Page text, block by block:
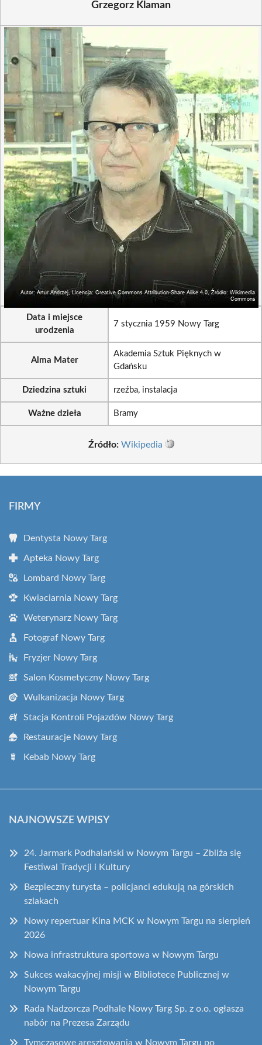
Grzegorz Klaman
Data i miejsce
urodzenia
7 stycznia 1959 Nowy Targ
Alma Mater
Akademia Sztuk Pięknych w
Gdańsku
Dziedzina sztuki rzeźba, instalacja
Ważne dzieła Bramy
Źródło: Wikipedia
FIRMY
Dentysta Nowy Targ
Apteka Nowy Targ
Lombard Nowy Targ
Kwiaciarnia Nowy Targ
Weterynarz Nowy Targ
Fotograf Nowy Targ
Fryzjer Nowy Targ
Salon Kosmetyczny Nowy Targ
Wulkanizacja Nowy Targ
Stacja Kontroli Pojazdów Nowy Targ
Restauracje Nowy Targ
Kebab Nowy Targ
NAJNOWSZE WPISY
24. Jarmark Podhalański w Nowym Targu – Zbliża się
Festiwal Tradycji i Kultury
Bezpieczny turysta – policjanci edukują na górskich
szlakach
Nowy repertuar Kina MCK w Nowym Targu na sierpień
2026
Nowa infrastruktura sportowa w Nowym Targu
Sukces wakacyjnej misji w Bibliotece Publicznej w
Nowym Targu
Rada Nadzorcza Podhale Nowy Targ Sp. z o.o. ogłasza
nabór na Prezesa Zarządu
Tymczasowe aresztowania w Nowym Targu po